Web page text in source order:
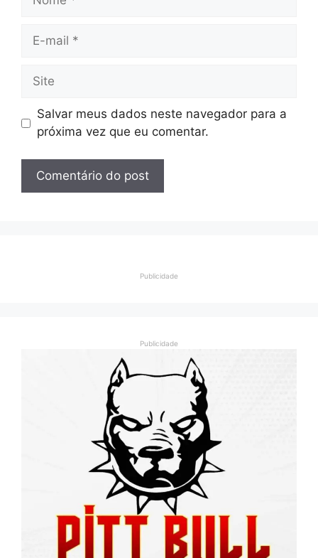
Site
Salvar meus dados neste navegador para a
próxima vez que eu comentar.
Publicidade
Publicidade